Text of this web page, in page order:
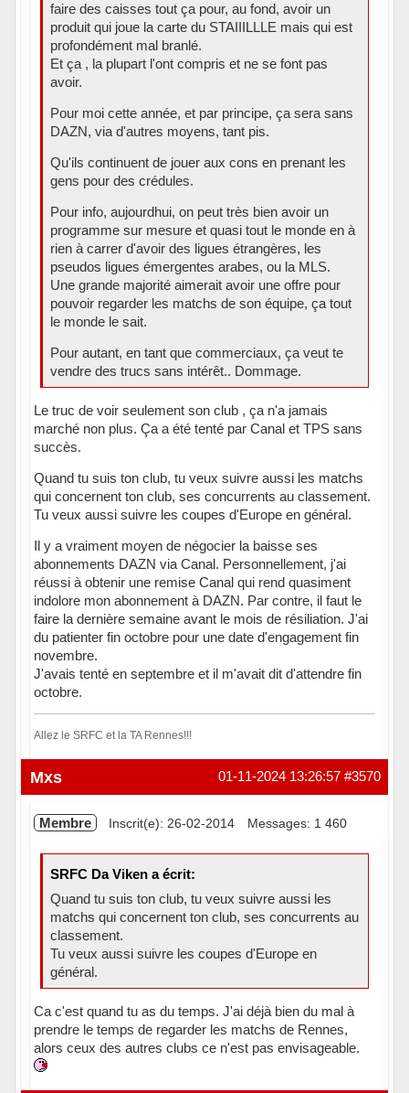
faire des caisses tout ça pour, au fond, avoir un
produit qui joue la carte du STAIIILLLE mais qui est
profondément mal branlé.
Et ça , la plupart l'ont compris et ne se font pas
avoir.
Pour moi cette année, et par principe, ça sera sans
DAZN, via d'autres moyens, tant pis.
Qu'ils continuent de jouer aux cons en prenant les
gens pour des crédules.
Pour info, aujourdhui, on peut très bien avoir un
programme sur mesure et quasi tout le monde en à
rien à carrer d'avoir des ligues étrangères, les
pseudos ligues émergentes arabes, ou la MLS.
Une grande majorité aimerait avoir une offre pour
pouvoir regarder les matchs de son équipe, ça tout
le monde le sait.
Pour autant, en tant que commerciaux, ça veut te
vendre des trucs sans intérêt.. Dommage.
Le truc de voir seulement son club , ça n'a jamais
marché non plus. Ça a été tenté par Canal et TPS sans
succès.
Quand tu suis ton club, tu veux suivre aussi les matchs
qui concernent ton club, ses concurrents au classement.
Tu veux aussi suivre les coupes d'Europe en général.
Il y a vraiment moyen de négocier la baisse ses
abonnements DAZN via Canal. Personnellement, j'ai
réussi à obtenir une remise Canal qui rend quasiment
indolore mon abonnement à DAZN. Par contre, il faut le
faire la dernière semaine avant le mois de résiliation. J'ai
du patienter fin octobre pour une date d'engagement fin
novembre.
J'avais tenté en septembre et il m'avait dit d'attendre fin
octobre.
Allez le SRFC et la TA Rennes!!!
Hors ligne #3570
01-11-2024 13:26:57
Mxs
Membre Inscrit(e): 26-02-2014 Messages: 1 460
SRFC Da Viken a écrit:
Quand tu suis ton club, tu veux suivre aussi les
matchs qui concernent ton club, ses concurrents au
classement.
Tu veux aussi suivre les coupes d'Europe en
général.
Ca c'est quand tu as du temps. J'ai déjà bien du mal à
prendre le temps de regarder les matchs de Rennes,
alors ceux des autres clubs ce n'est pas envisageable.